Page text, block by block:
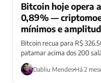
Bitcoin hoje opera
0,89% —
mínimos e
Bitcoin recua para R$
patamar acima dos 200
significativa de R$ 9.689
Dabliu Mendes Há 2